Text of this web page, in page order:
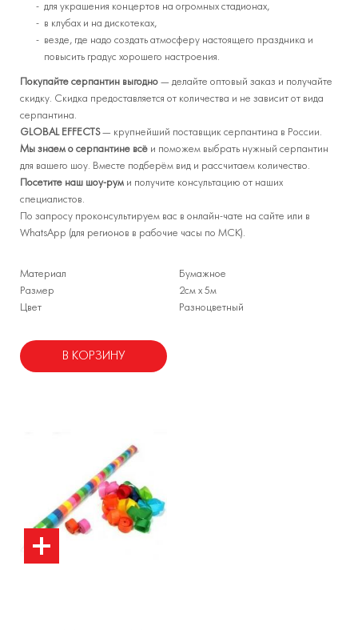
для украшения концертов на огромных стадионах,
в клубах и на дискотеках,
везде, где надо создать атмосферу настоящего праздника и
повысить градус хорошего настроения.
Покупайте серпантин выгодно — делайте оптовый заказ и получайте
скидку. Скидка предоставляется от количества и не зависит от вида
серпантина.
GLOBAL EFFECTS— крупнейший поставщик серпантина в России.
Мы знаем о серпантине всё и поможем выбрать нужный серпантин
для вашего шоу. Вместе подберём вид и рассчитаем количество.
Посетите наш шоу-рум и получите консультацию от наших
специалистов.
По запросу проконсультируем вас в онлайн-чате на сайте или в
WhatsApp (для регионов в рабочие часы по МСК).
Материал
Бумажное
Размер
2см х 5м
Цвет
Разноцветный
В КОРЗИНУ